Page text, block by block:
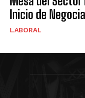
Inicio de
LABORAL